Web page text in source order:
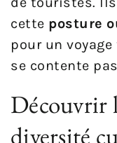
cette posture
pour un
se contente
Découvrir
diversité